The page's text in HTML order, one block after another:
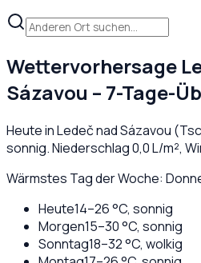
Wettervorhersage
Sázavou – 7-Tage-
Heute inLedeč nad Sázavou (
sonnig. Niederschlag0,0L/m²,
Wärmstes Tag der Woche:
Heute14–26°C, sonnig
Morgen15–30°C, sonnig
Sonntag18–32°C, wolkig